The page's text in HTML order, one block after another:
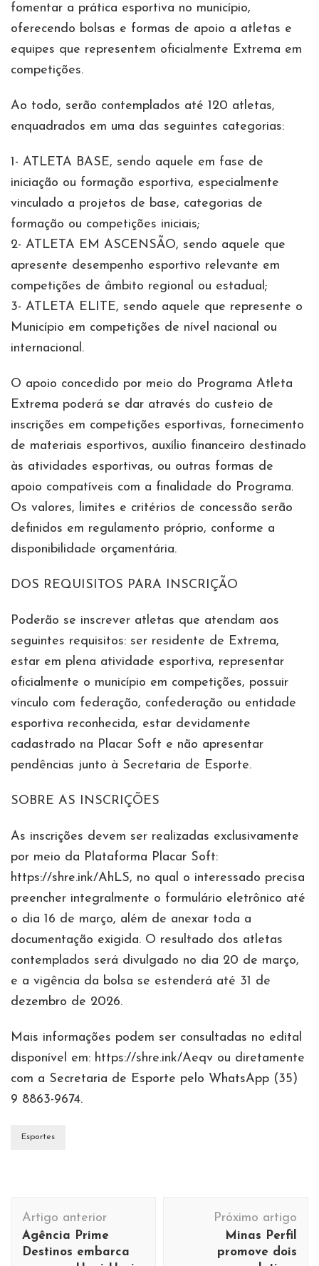
fomentar a prática esportiva no município,
oferecendo bolsas e formas de apoio a atletas e
equipes que representem oficialmente Extrema em
competições.
Ao todo, serão contemplados até 120 atletas,
enquadrados em uma das seguintes categorias:
1- ATLETA BASE, sendo aquele em fase de
iniciação ou formação esportiva, especialmente
vinculado a projetos de base, categorias de
formação ou competições iniciais;
2- ATLETA EM ASCENSÃO, sendo aquele que
apresente desempenho esportivo relevante em
competições de âmbito regional ou estadual;
3- ATLETA ELITE, sendo aquele que represente o
Município em competições de nível nacional ou
internacional.
O apoio concedido por meio do Programa Atleta
Extrema poderá se dar através do custeio de
inscrições em competições esportivas, fornecimento
de materiais esportivos, auxílio financeiro destinado
às atividades esportivas, ou outras formas de
apoio compatíveis com a finalidade do Programa.
Os valores, limites e critérios de concessão serão
definidos em regulamento próprio, conforme a
disponibilidade orçamentária.
DOS REQUISITOS PARA INSCRIÇÃO
Poderão se inscrever atletas que atendam aos
seguintes requisitos: ser residente de Extrema,
estar em plena atividade esportiva, representar
oficialmente o município em competições, possuir
vínculo com federação, confederação ou entidade
esportiva reconhecida, estar devidamente
cadastrado na Placar Soft e não apresentar
pendências junto à Secretaria de Esporte.
SOBRE AS INSCRIÇÕES
As inscrições devem ser realizadas exclusivamente
por meio da Plataforma Placar Soft:
https://shre.ink/AhLS, no qual o interessado precisa
preencher integralmente o formulário eletrônico até
o dia 16 de março, além de anexar toda a
documentação exigida. O resultado dos atletas
contemplados será divulgado no dia 20 de março,
e a vigência da bolsa se estenderá até 31 de
dezembro de 2026.
Mais informações podem ser consultadas no edital
disponível em: https://shre.ink/Aeqv ou diretamente
com a Secretaria de Esporte pelo WhatsApp (35)
9 8863-9674.
Esportes
Navegação
de
post
Artigo anterior
Agência Prime
Destinos embarca
Próximo artigo
Minas Perfil
promove dois